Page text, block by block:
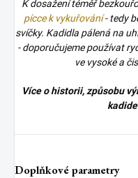
K dosažení téměř
pícce k vykuřování- tedy
svíčky. Kadidla pálená na
- doporučujeme používat
ve vysoké a
Více o historii, způsobu
Doplňkové parametry